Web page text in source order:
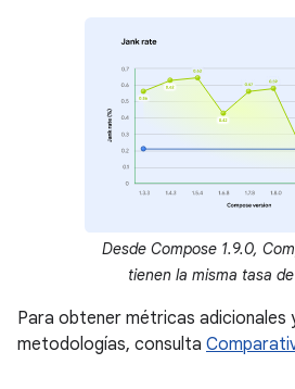
Desde Compose 1.9.0,
tienen la misma tasa
Para obtener métricas adicionales
metodologías, consulta